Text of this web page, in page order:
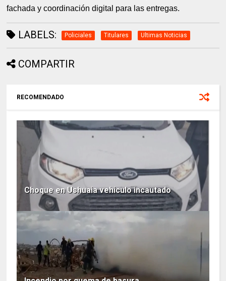
fachada y coordinación digital para las entregas.
LABELS: Policiales Titulares Ultimas Noticias
COMPARTIR
RECOMENDADO
Choque en Ushuaia vehiculo incautado